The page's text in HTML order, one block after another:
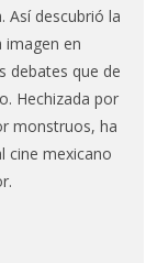
Así descubrió la
imagen en
debates que de
Hechizada por
monstruos, ha
cine mexicano